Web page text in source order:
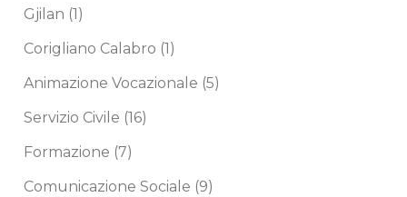
Gjilan (1)
Corigliano Calabro (1)
Animazione Vocazionale (5)
Servizio Civile (16)
Formazione (7)
Comunicazione Sociale (9)